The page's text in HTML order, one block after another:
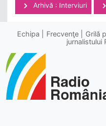
Arhivă : Interviuri
Echipa Frecvenţe Grilă
jurnalistului